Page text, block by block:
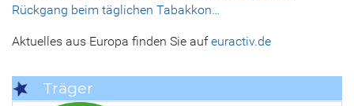
Rückgang beim täglichen Tabakkon…
Aktuelles aus Europa finden Sie aufeuractiv.de
Träger